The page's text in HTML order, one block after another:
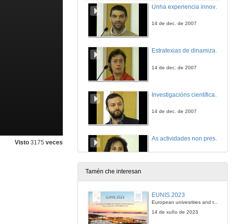
Visto 3175 veces
14 de dec. de 2007
Estratexias de dinamización na aprendizaxe de materias do ámbito da Bioloxía
14 de dec. de 2007
14 de dec. de 2007
As actividades non presenciais. Un pequeno paso nas estratexias didácticas do espazo EEES
Uso de foros de discusión e wikis para desenvolver actividades docentes
14 de dec. de 2007
Tamén che interesan
EUNIS 2023
European univesrities and the digital transformation: challenges and opportunities ahead
14 de xuño de 2023